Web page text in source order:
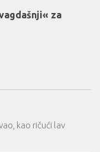
za
kao ričući lav